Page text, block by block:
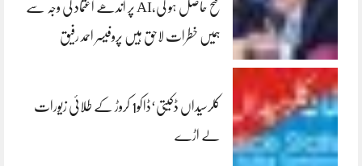
فتح حاصل ہو گی،AI پر اندھے اعتماد کی وجہ سے
ہمیں خطرات لاحق ہیں پروفیسر احمد رفیق
کلرسیداں ڈکیتی‘ڈاکو1 کروڑ کے طلائی زیورات
لے اڑے